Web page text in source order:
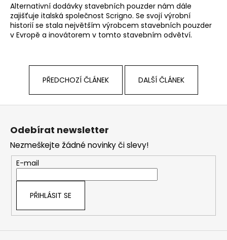
Alternativní dodávky stavebních pouzder nám dále
zajišťuje italská společnost Scrigno. Se svojí výrobní
historií se stala největším výrobcem stavebních pouzder
v Evropě a inovátorem v tomto stavebním odvětví.
PŘEDCHOZÍ ČLÁNEK DALŠÍ ČLÁNEK
Z
Odebírat newsletter
Nezmeškejte žádné novinky či slevy!
E-mail
PŘIHLÁSIT SE